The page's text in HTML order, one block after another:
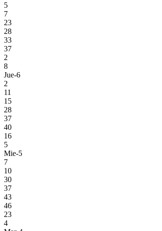
5
7
23
28
33
37
2
8
Jue-6
2
11
15
28
37
40
16
5
Mie-5
7
10
30
37
43
46
23
4